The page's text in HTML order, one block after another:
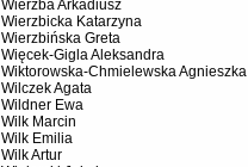
Wierzba Arkadiusz
Wierzbicka Katarzyna
Wierzbińska Greta
Więcek-Gigla Aleksandra
Wiktorowska-Chmielewska Agnieszka
Wilczek Agata
Wildner Ewa
Wilk Marcin
Wilk Emilia
Wilk Artur